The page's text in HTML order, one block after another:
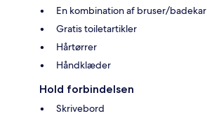
En kombination af bruser/badekar
Gratis toiletartikler
Hårtørrer
Håndklæder
Hold forbindelsen
Skrivebord